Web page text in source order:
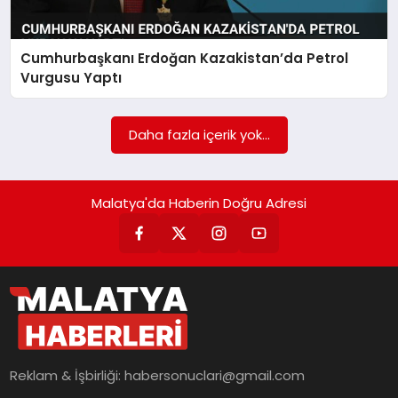
MAGAZIN
TEKNOLOJI
Cumhurbaşkanı Erdoğan Kazakistan’da Petrol
Vurgusu Yaptı
Daha fazla içerik yok...
Malatya'da Haberin Doğru Adresi
Reklam & İşbirliği:habersonuclari@gmail.com